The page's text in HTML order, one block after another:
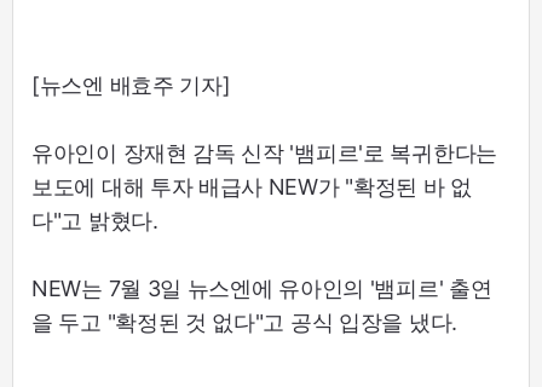
[뉴스엔 배효주 기자]
유아인이 장재현 감독 신작 '뱀피르'로 복귀한다는
보도에 대해 투자 배급사 NEW가 "확정된 바 없
다"고 밝혔다.
NEW는 7월 3일 뉴스엔에 유아인의 '뱀피르' 출연
을 두고 "확정된 것 없다"고 공식 입장을 냈다.